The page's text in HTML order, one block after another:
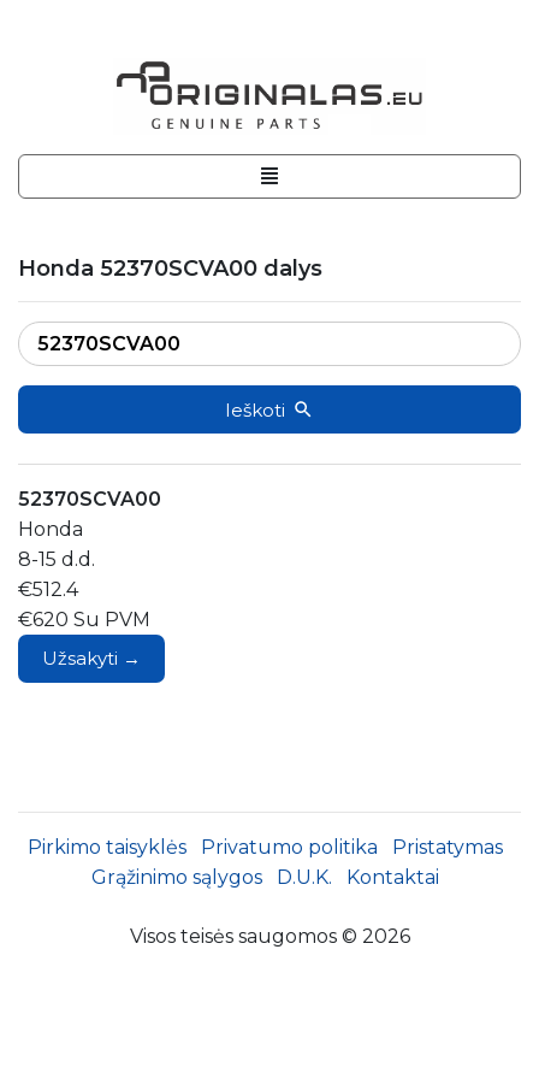
Honda 52370SCVA00 dalys
Ieškoti
52370SCVA00
Honda
8-15 d.d.
€512.4
€620 Su PVM
Užsakyti →
Pirkimo taisyklės Privatumo politika
Pristatymas
Grąžinimo sąlygos
D.U.K. Kontaktai
Visos teisės saugomos © 2026